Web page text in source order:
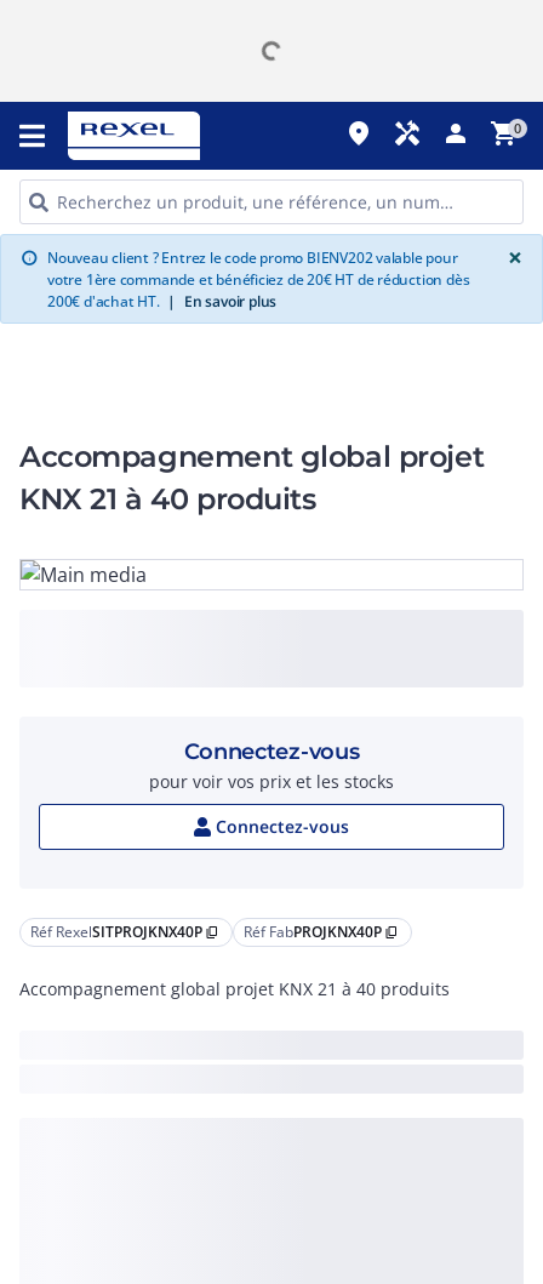
place handyman person shopping_cart0
info Nouveau client ? Entrez le code promo BIENV202 valable pour
votre 1ère commande et bénéficiez de 20€ HT de réduction dès
200€ d'achat HT. | En savoir plus
×
Accompagnement global projet
KNX 21 à 40 produits
Réf RexelSITPROJKNX40P content_copy Réf FabPROJKNX40P content_copy
Accompagnement global projet KNX 21 à 40 produits
Connectez-vous
pour voir vos prix et les stocks
Connectez-vous